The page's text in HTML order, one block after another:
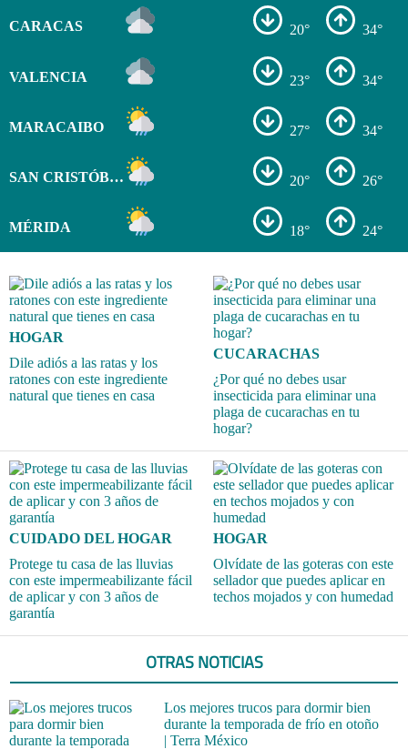
CARACAS 20° 34°
VALENCIA 23° 34°
MARACAIBO 27° 34°
SAN CRISTÓBAL 20° 26°
MÉRIDA 18° 24°
HOGAR
Dile adiós a las ratas y los
ratones con este ingrediente
natural que tienes en casa
CUCARACHAS
¿Por qué no debes usar
insecticida para eliminar una
plaga de cucarachas en tu
hogar?
CUIDADO DEL HOGAR
Protege tu casa de las lluvias
con este impermeabilizante fácil
de aplicar y con 3 años de
garantía
HOGAR
Olvídate de las goteras con este
sellador que puedes aplicar en
techos mojados y con humedad
OTRAS NOTICIAS
Los mejores trucos para dormir bien
durante la temporada de frío en otoño
| Terra México